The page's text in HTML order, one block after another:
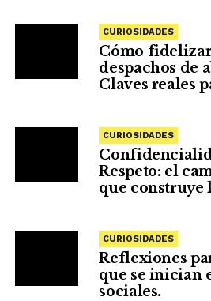
CURIOSIDADES
Cómo
despachos de
Claves reales
CURIOSIDADES
Respeto: el
que construye
CURIOSIDADES
Reflexiones
que se inician
sociales.